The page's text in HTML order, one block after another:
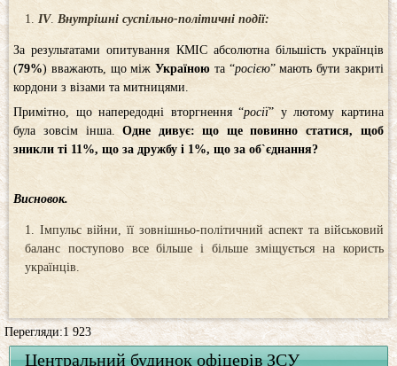
IV. Внутрішні суспільно-політичні події:
За результатами опитування КМІС абсолютна більшість українців
(79%) вважають, що міжУкраїною та “росією” мають бути закриті
кордони з візами та митницями.
Примітно, що напередодні вторгнення “росії” у лютому картина
була зовсім інша.Одне дивує: що ще повинно статися, щоб
зникли ті 11%, що за дружбу і 1%, що за об`єднання?
Висновок.
Імпульс війни, її зовнішньо-політичний аспект та військовий
баланс поступово все більше і більше зміщується на користь
українців.
Перегляди:1 923
Центральний будинок офіцерів ЗСУ